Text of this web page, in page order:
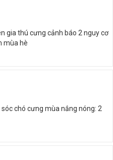
gia thú cưng cảnh báo 2 nguy cơ
mùa hè
chó cưng mùa nắng nóng: 2